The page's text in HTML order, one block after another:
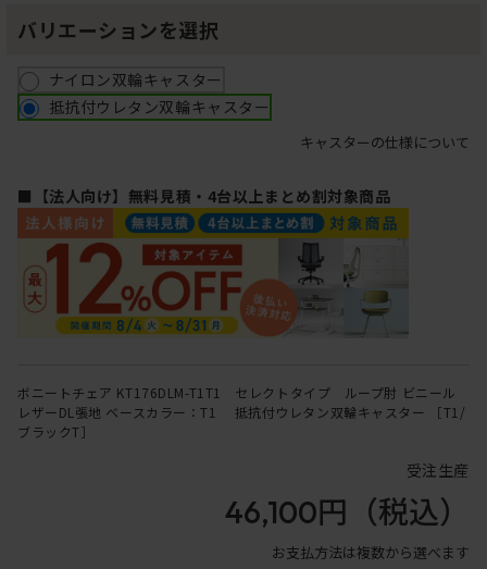
バリエーションを選択
ナイロン双輪キャスター
抵抗付ウレタン双輪キャスター
キャスターの仕様について
■【法人向け】無料見積・4台以上まとめ割対象商品
ボニートチェア KT176DLM-T1T1 セレクトタイプ ループ肘 ビニール
レザーDL張地 ベースカラー：T1 抵抗付ウレタン双輪キャスター ［T1/
ブラックT］
受注生産
46,100円 （税込）
お支払方法は複数から選べます